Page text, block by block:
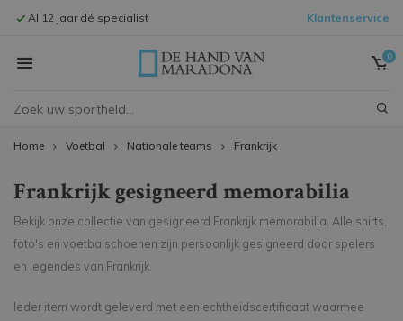
Signeersessies met spelers Klantenservice
0
Home Voetbal Nationale teams Frankrijk
Frankrijk gesigneerd memorabilia
Bekijk onze collectie van gesigneerd Frankrijk memorabilia. Alle shirts,
foto's en voetbalschoenen zijn persoonlijk gesigneerd door spelers
en legendes van Frankrijk.
Ieder item wordt geleverd met een echtheidscertificaat waarmee